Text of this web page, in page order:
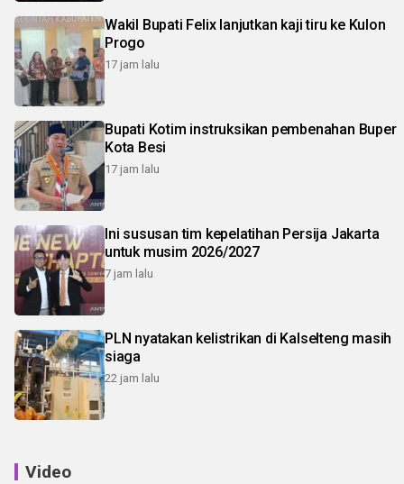
Wakil Bupati Felix lanjutkan kaji tiru ke Kulon
Progo
17 jam lalu
Bupati Kotim instruksikan pembenahan Buper
Kota Besi
17 jam lalu
Ini sususan tim kepelatihan Persija Jakarta
untuk musim 2026/2027
7 jam lalu
PLN nyatakan kelistrikan di Kalselteng masih
siaga
22 jam lalu
Video